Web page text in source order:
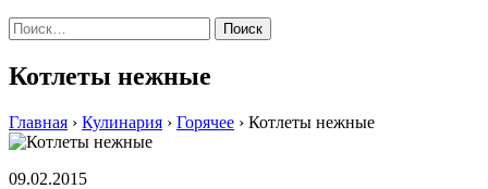
Найти:
Котлеты нежные
Главная › Кулинария › Горячее › Котлеты нежные
09.02.2015